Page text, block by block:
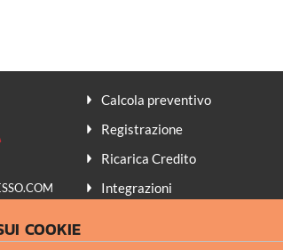
Calcola preventivo
Registrazione
Ricarica Credito
Integrazioni
COOKIE